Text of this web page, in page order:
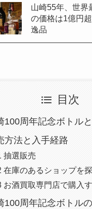
山崎55年、世界
の価格は1億円
逸品
目次
100周年記念ボトル
方法と入手経路
抽選販売
在庫のあるショップを
お酒買取専門店で購入
100周年記念ボトル